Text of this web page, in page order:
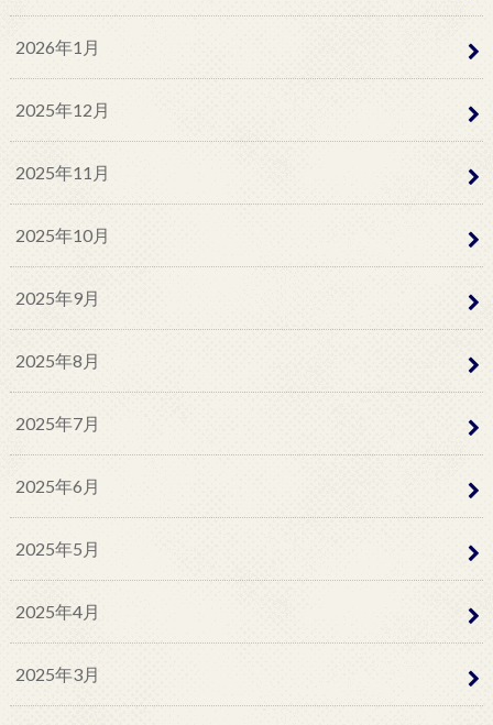
2026年1月
2025年12月
2025年11月
2025年10月
2025年9月
2025年8月
2025年7月
2025年6月
2025年5月
2025年4月
2025年3月